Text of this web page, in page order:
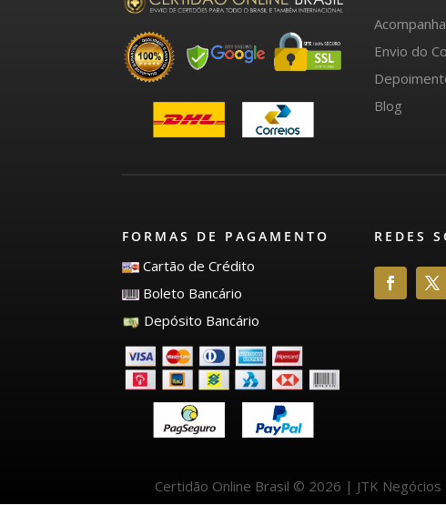
Envio do
Blog
FORMAS DE PAGAMENTO
Cartão de Crédito
Boleto Bancário
Depósito Bancário
REDES
Certidão Online Brasil © 2026 | JTK